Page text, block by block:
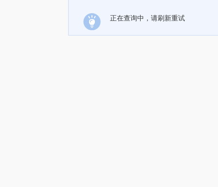
正在查询中，请刷新重试